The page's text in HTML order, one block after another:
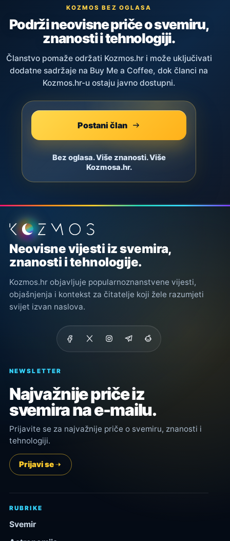
KOZMOS BEZ OGLASA
Podrži neovisne priče o svemiru,
znanosti i tehnologiji.
Članstvo pomaže održati Kozmos.hr i može uključivati
dodatne sadržaje na Buy Me a Coffee, dok članci na
Kozmos.hr-u ostaju javno dostupni.
Postani član
Bez oglasa. Više znanosti. Više
Kozmosa.hr.
Podnožje stranice
Neovisne vijesti iz svemira,
znanosti i tehnologije.
Kozmos.hr objavljuje popularnoznanstvene vijesti,
objašnjenja i kontekst za čitatelje koji žele razumjeti
svijet izvan naslova.
NEWSLETTER
Najvažnije priče iz
svemira na e-mailu.
Prijavite se za najvažnije priče o svemiru, znanosti i
tehnologiji.
Prijavi se
RUBRIKE
Svemir